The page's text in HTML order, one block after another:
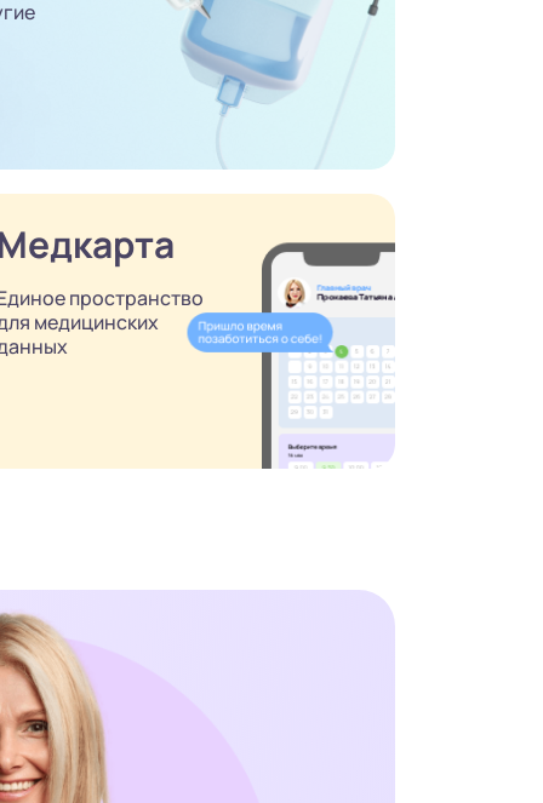
пространство
медицинских